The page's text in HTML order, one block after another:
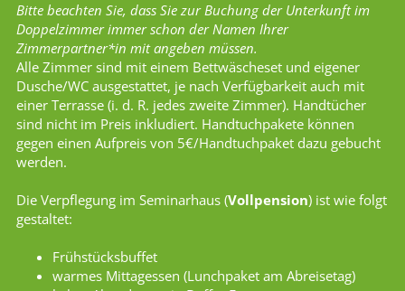
Bitte beachten Sie, dass Sie zur Buchung der Unterkunft im
Doppelzimmer immer schon der Namen Ihrer
Zimmerpartner*in mit angeben müssen.
Alle Zimmer sind mit einem Bettwäscheset und eigener
Dusche/WC ausgestattet, je nach Verfügbarkeit auch mit
einer Terrasse (i. d. R. jedes zweite Zimmer). Handtücher
sind nicht im Preis inkludiert. Handtuchpakete können
gegen einen Aufpreis von 5€/Handtuchpaket dazu gebucht
werden.
Die Verpflegung im Seminarhaus (Vollpension) ist wie folgt
gestaltet:
Frühstücksbuffet
warmes Mittagessen (Lunchpaket am Abreisetag)